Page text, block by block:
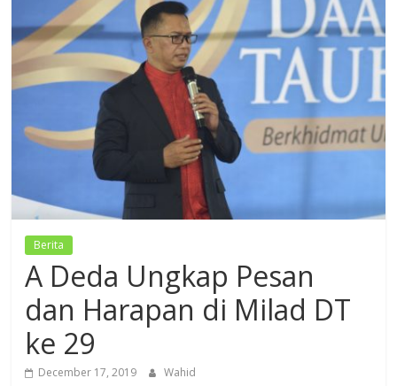
Dzikir,
Fikir,
Ikhtiar
Berita
A Deda Ungkap Pesan
dan Harapan di Milad DT
ke 29
December 17, 2019 Wahid